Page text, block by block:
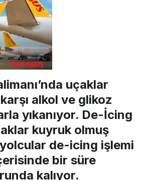
uçaklar
alkol ve glikoz
yıkanıyor. De-İcing
kuyruk olmuş
de-icing işlemi
bir süre
kalıyor.